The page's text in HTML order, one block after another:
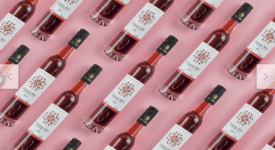
Previous Next